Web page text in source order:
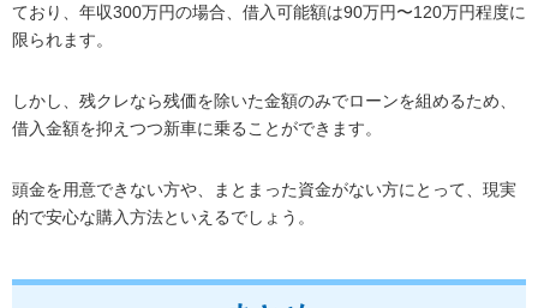
ており、年収300万円の場合、借入可能額は90万円〜120万円程度に
限られます。
しかし、残クレなら残価を除いた金額のみでローンを組めるため、
借入金額を抑えつつ新車に乗ることができます。
頭金を用意できない方や、まとまった資金がない方にとって、現実
的で安心な購入方法といえるでしょう。